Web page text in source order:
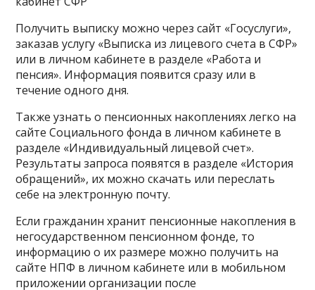
Получить выписку можно через сайт «Госуслуги»,
заказав услугу «Выписка из лицевого счета в СФР»
или в личном кабинете в разделе «Работа и
пенсия». Информация появится сразу или в
течение одного дня.
Также узнать о пенсионных накоплениях легко на
сайте Социального фонда в личном кабинете в
разделе «Индивидуальный лицевой счет».
Результаты запроса появятся в разделе «История
обращений», их можно скачать или переслать
себе на электронную почту.
Если гражданин хранит пенсионные накопления в
негосударственном пенсионном фонде, то
информацию о их размере можно получить на
сайте НПФ в личном кабинете или в мобильном
приложении организации после